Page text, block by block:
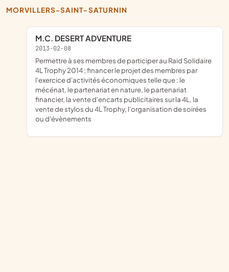
MORVILLERS-SAINT-SATURNIN
M.C. DESERT ADVENTURE
2013-02-08
permettre à ses membres de participer au Raid Solidaire
4L Trophy 2014 ; financer le projet des membres par
l'exercice d'activités économiques telle que : le
mécénat, le partenariat en nature, le partenariat
financier, la vente d'encarts publicitaires sur la 4L, la
vente de stylos du 4L Trophy, l'organisation de soirées
ou d'évènements